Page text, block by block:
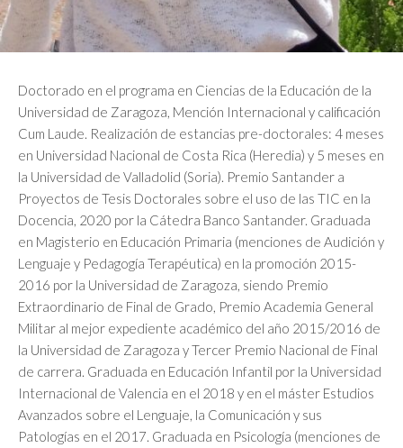
Doctorado en el programa en Ciencias de la Educación de la
Universidad de Zaragoza, Mención Internacional y calificación
Cum Laude. Realización de estancias pre-doctorales: 4 meses
en Universidad Nacional de Costa Rica (Heredia) y 5 meses en
la Universidad de Valladolid (Soria). Premio Santander a
Proyectos de Tesis Doctorales sobre el uso de las TIC en la
Docencia, 2020 por la Cátedra Banco Santander. Graduada
en Magisterio en Educación Primaria (menciones de Audición y
Lenguaje y Pedagogía Terapéutica) en la promoción 2015-
2016 por la Universidad de Zaragoza, siendo Premio
Extraordinario de Final de Grado, Premio Academia General
Militar al mejor expediente académico del año 2015/2016 de
la Universidad de Zaragoza y Tercer Premio Nacional de Final
de carrera. Graduada en Educación Infantil por la Universidad
Internacional de Valencia en el 2018 y en el máster Estudios
Avanzados sobre el Lenguaje, la Comunicación y sus
Patologías en el 2017. Graduada en Psicología (menciones de